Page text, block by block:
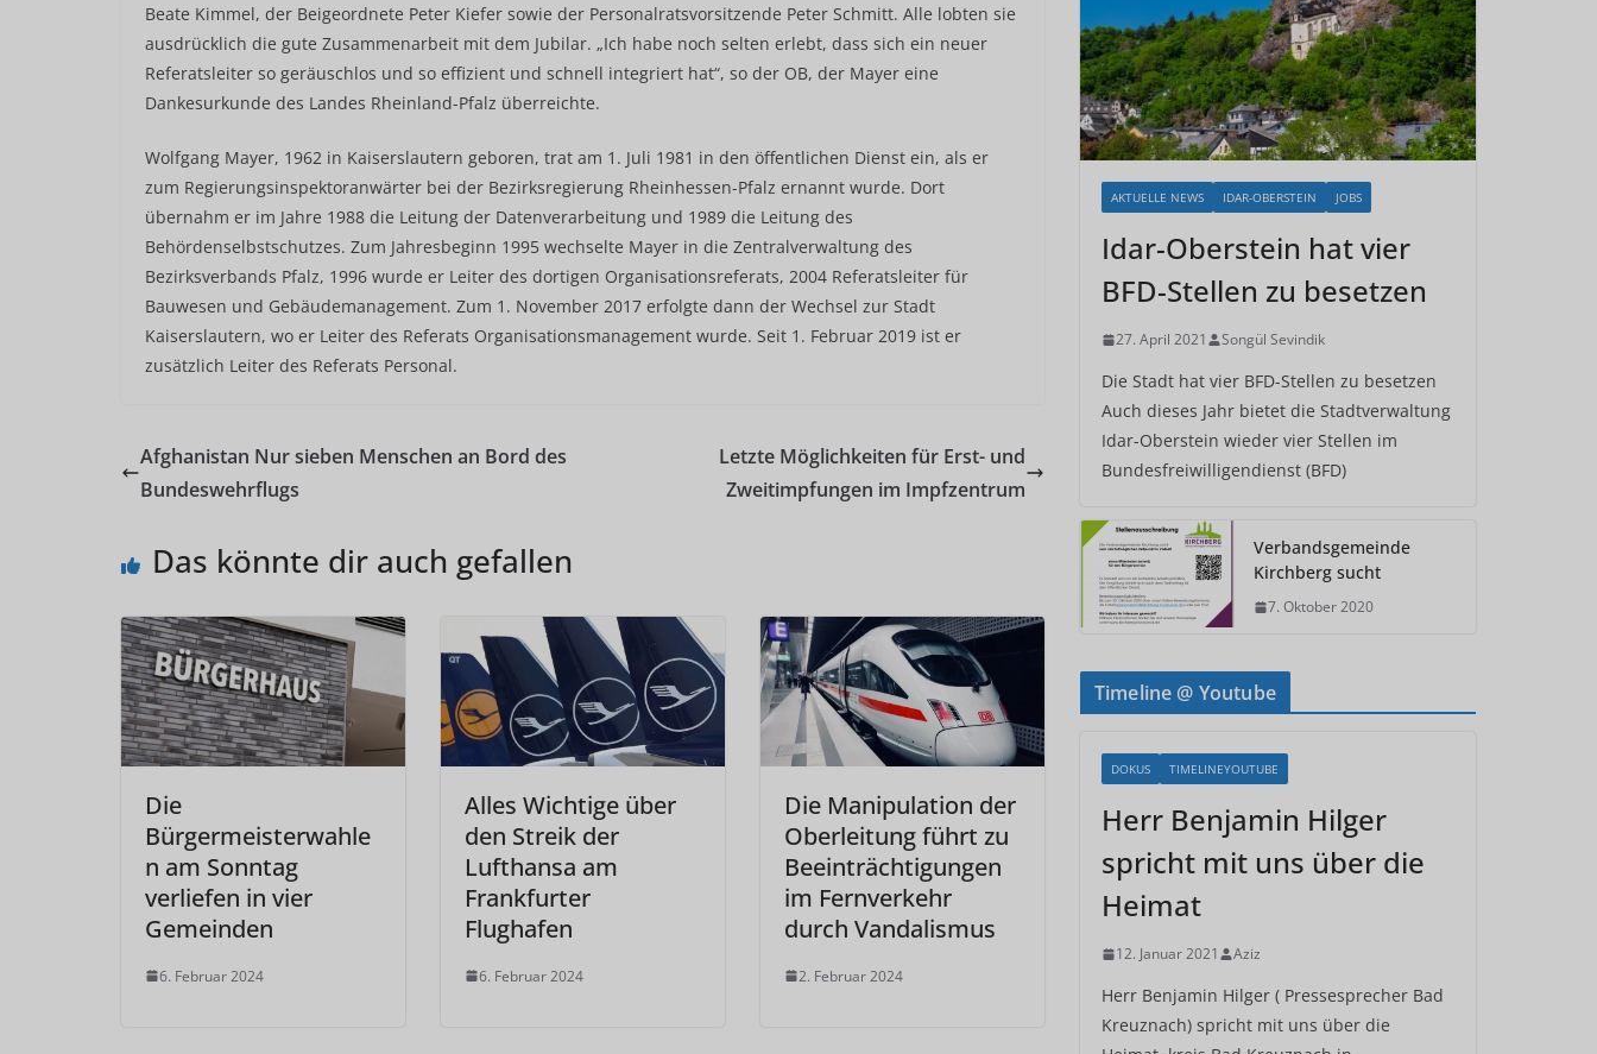
Beate Kimmel, der Beigeordnete Peter Kiefer sowie der Personalratsvorsitzende Peter Schmitt. Alle lobten sie
ausdrücklich die gute Zusammenarbeit mit dem Jubilar. „Ich habe noch selten erlebt, dass sich ein neuer
Referatsleiter so geräuschlos und so effizient und schnell integriert hat“, so der OB, der Mayer eine
Dankesurkunde des Landes Rheinland-Pfalz überreichte.
Wolfgang Mayer, 1962 in Kaiserslautern geboren, trat am 1. Juli 1981 in den öffentlichen Dienst ein, als er
zum Regierungsinspektoranwärter bei der Bezirksregierung Rheinhessen-Pfalz ernannt wurde. Dort
übernahm er im Jahre 1988 die Leitung der Datenverarbeitung und 1989 die Leitung des
Behördenselbstschutzes. Zum Jahresbeginn 1995 wechselte Mayer in die Zentralverwaltung des
Bezirksverbands Pfalz, 1996 wurde er Leiter des dortigen Organisationsreferats, 2004 Referatsleiter für
Bauwesen und Gebäudemanagement. Zum 1. November 2017 erfolgte dann der Wechsel zur Stadt
Kaiserslautern, wo er Leiter des Referats Organisationsmanagement wurde. Seit 1. Februar 2019 ist er
zusätzlich Leiter des Referats Personal.
Afghanistan Nur sieben Menschen an Bord des
Bundeswehrflugs
Letzte Möglichkeiten für Erst- und
Zweitimpfungen im Impfzentrum
Das könnte dir auch gefallen
Die
Bürgermeisterwahle
n am Sonntag
verliefen in vier
Gemeinden
6. Februar 2024
Alles Wichtige über
den Streik der
Lufthansa am
Frankfurter
Flughafen
6. Februar 2024
Die Manipulation der
Oberleitung führt zu
Beeinträchtigungen
im Fernverkehr
durch Vandalismus
2. Februar 2024
AKTUELLE NEWS IDAR-OBERSTEIN JOBS
Idar-Oberstein hat vier
BFD-Stellen zu besetzen
27. April 2021 Songül Sevindik
Die Stadt hat vier BFD-Stellen zu besetzen
Auch dieses Jahr bietet die Stadtverwaltung
Idar-Oberstein wieder vier Stellen im
Bundesfreiwilligendienst (BFD)
Verbandsgemeinde
Kirchberg sucht
7. Oktober 2020
Timeline @ Youtube
DOKUS TIMELINEYOUTUBE
Herr Benjamin Hilger
spricht mit uns über die
Heimat
12. Januar 2021 Aziz
Herr Benjamin Hilger ( Pressesprecher Bad
Kreuznach) spricht mit uns über die